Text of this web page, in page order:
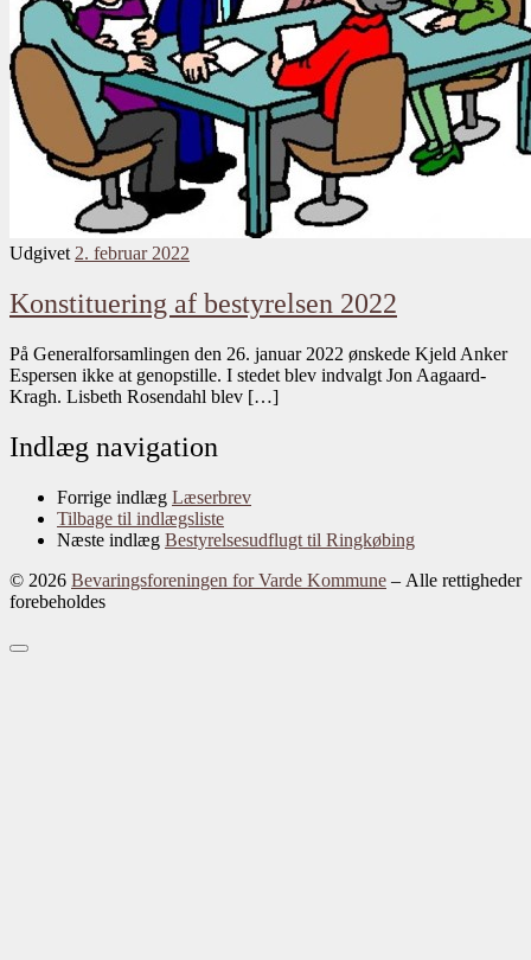
Udgivet 2. februar 2022
Konstituering af bestyrelsen 2022
På Generalforsamlingen den 26. januar 2022 ønskede Kjeld Anker
Espersen ikke at genopstille. I stedet blev indvalgt Jon Aagaard-
Kragh. Lisbeth Rosendahl blev […]
Indlæg navigation
Forrige indlæg Læserbrev
Tilbage til indlægsliste
Næste indlæg Bestyrelsesudflugt til Ringkøbing
© 2026 Bevaringsforeningen for Varde Kommune – Alle rettigheder
forebeholdes